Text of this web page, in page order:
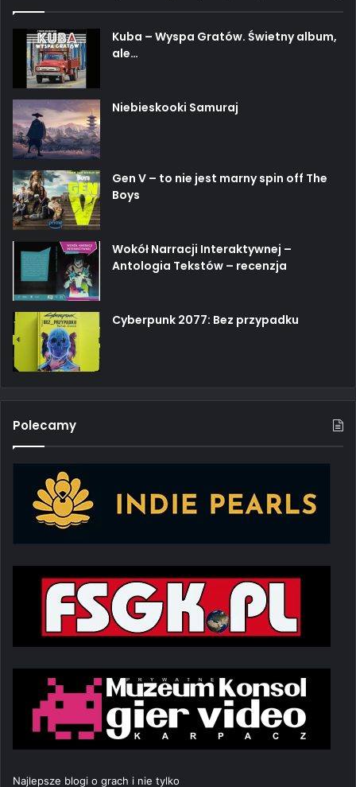
Kuba – Wyspa Gratów. Świetny album,
ale…
Niebieskooki Samuraj
Gen V – to nie jest marny spin off The
Boys
Wokół Narracji Interaktywnej –
Antologia Tekstów – recenzja
Cyberpunk 2077: Bez przypadku
Polecamy
Najlepsze blogi o grach i nie tylko